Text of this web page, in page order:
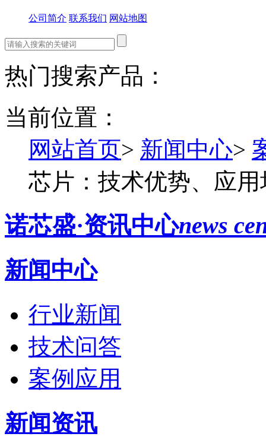
公司简介 联系我们 网站地图
热门搜索产品：
当前位置：
网站首页> 新闻中心>
芯片：技术优势、应
诺芯盛·资讯中心news
新闻中心
行业新闻
技术问答
案例应用
新闻资讯